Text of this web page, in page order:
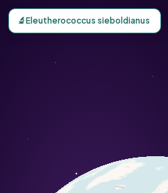
Carte d'observation du
🔬Eleutherococcus sieboldianus